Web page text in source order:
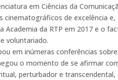
em Ciências da
cinematográficos de excelência
Academia da RTP em 2017 e o
voluntariado.
em inúmeras conferências
o momento de se afirmar
perturbador e